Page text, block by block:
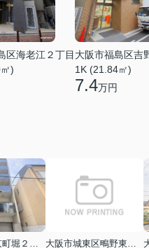
区海老江２丁目
)
大阪市福島区吉
1K (21.84㎡)
7.4万円